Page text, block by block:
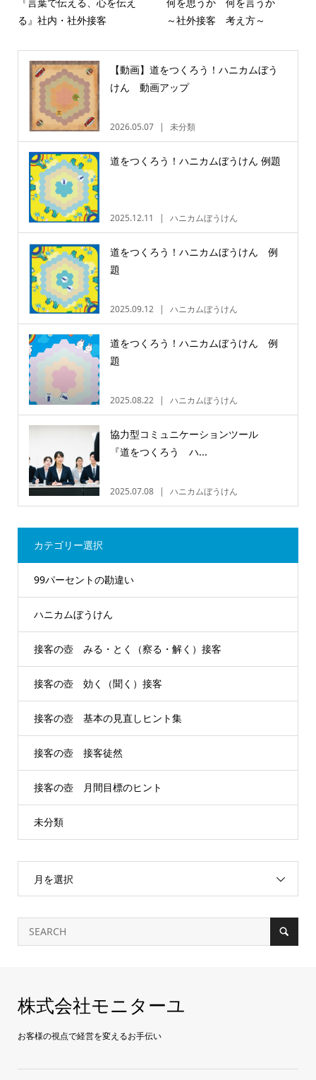
る』社内・社外接客
～社外接客 考え方～
【動画】道をつくろう！ハニカムぼう
けん 動画アップ
2026.05.07 未分類
道をつくろう！ハニカムぼうけん 例題
2025.12.11 ハニカムぼうけん
道をつくろう！ハニカムぼうけん 例
題
2025.09.12 ハニカムぼうけん
道をつくろう！ハニカムぼうけん 例
題
2025.08.22 ハニカムぼうけん
協力型コミュニケーションツール
『道をつくろう ハ...
2025.07.08 ハニカムぼうけん
カテゴリー選択
99パーセントの勘違い
ハニカムぼうけん
接客の壺 みる・とく（察る・解く）接客
接客の壺 効く（聞く）接客
接客の壺 基本の見直しヒント集
接客の壺 接客徒然
接客の壺 月間目標のヒント
未分類
月を選択
株式会社モニターユ
お客様の視点で経営を変えるお手伝い